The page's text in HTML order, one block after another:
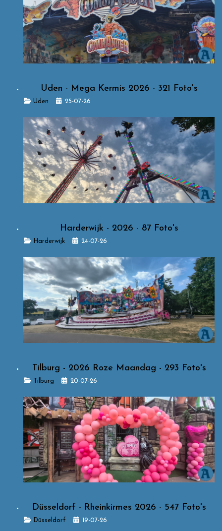
Uden - Mega Kermis 2026 - 321 Foto's
Details
Uden 25-07-26
Harderwijk - 2026 - 87 Foto's
DetailsHarderwijk 24-07-26
Tilburg - 2026 Roze Maandag - 293 Foto's
Details
Tilburg 20-07-26
Düsseldorf - Rheinkirmes 2026 - 547 Foto's
DetailsDüsseldorf 19-07-26